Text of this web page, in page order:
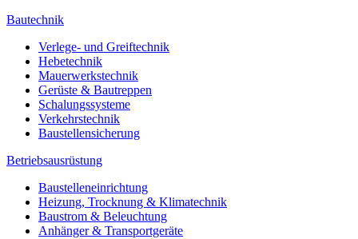
Bautechnik
Verlege- und Greiftechnik
Hebetechnik
Mauerwerkstechnik
Gerüste & Bautreppen
Schalungssysteme
Verkehrstechnik
Baustellensicherung
Betriebsausrüstung
Baustelleneinrichtung
Heizung, Trocknung & Klimatechnik
Baustrom & Beleuchtung
Anhänger & Transportgeräte